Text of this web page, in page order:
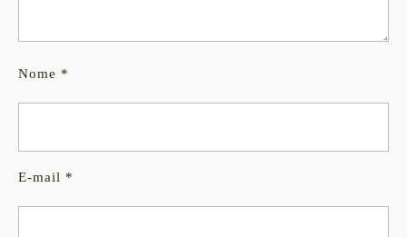
Nome *
E-mail *